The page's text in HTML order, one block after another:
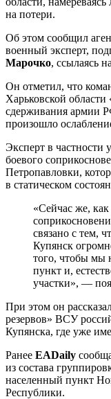
на потери.
Об этом сообщил
военный эксперт,
Марочко, ссылаясь
Он отметил, что
Харьковской области
сдерживания армии
произошло
Эксперт в частности
боевого
Петропавловки,
в статическом
«Сейчас же,
связано с тем,
Купянск
того, чтобы мы
пункт и,
участки», —
При этом он
резервов» ВСУ
Купянска, где уже
Ранее EADaily
из состава
населенный пункт
Республики.